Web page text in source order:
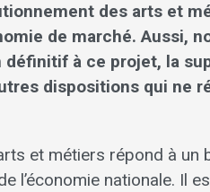
des arts et
de marché. Aussi,
définitif à ce projet, la
dispositions qui ne
et métiers répond à un
l’économie nationale. Il